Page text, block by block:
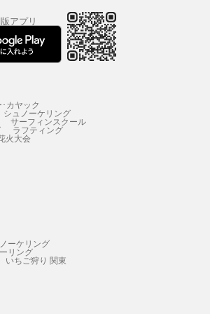
アプリ
カヤック
シュノーケリング
サーフィンスクール
ラフティング
火大会
ーケリング
リング
いちご狩り 関東